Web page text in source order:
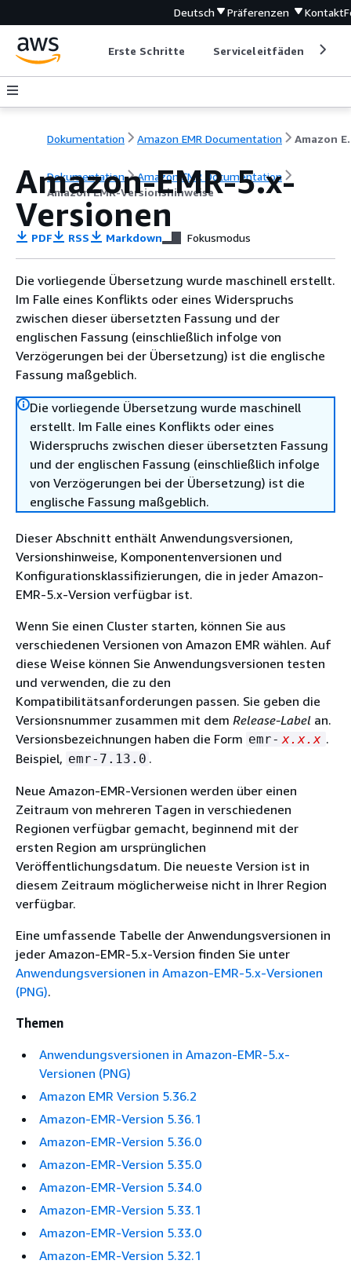
Deutsch Präferenzen Kontakt
Erste Schritte Serviceleitfäden
Dokumentation Amazon EMR Documentation
Dokumentation
Amazon EMR Documentation
Amazon EMR-Versionshinweise
Amazon-EMR-5.x-
Versionen
PDF RSS Markdown Fokusmodus
Die vorliegende Übersetzung wurde maschinell erstellt.
Im Falle eines Konflikts oder eines Widerspruchs
zwischen dieser übersetzten Fassung und der
englischen Fassung (einschließlich infolge von
Verzögerungen bei der Übersetzung) ist die englische
Fassung maßgeblich.
Die vorliegende Übersetzung wurde maschinell
erstellt. Im Falle eines Konflikts oder eines
Widerspruchs zwischen dieser übersetzten Fassung
und der englischen Fassung (einschließlich infolge
von Verzögerungen bei der Übersetzung) ist die
englische Fassung maßgeblich.
Dieser Abschnitt enthält Anwendungsversionen,
Versionshinweise, Komponentenversionen und
Konfigurationsklassifizierungen, die in jeder Amazon-
EMR-5.x-Version verfügbar ist.
Wenn Sie einen Cluster starten, können Sie aus
verschiedenen Versionen von Amazon EMR wählen. Auf
diese Weise können Sie Anwendungsversionen testen
und verwenden, die zu den
Kompatibilitätsanforderungen passen. Sie geben die
Versionsnummer zusammen mit dem Release-Label an.
Versionsbezeichnungen haben die Form emr- x.x.x .
Beispiel, emr-7.13.0 .
Neue Amazon-EMR-Versionen werden über einen
Zeitraum von mehreren Tagen in verschiedenen
Regionen verfügbar gemacht, beginnend mit der
ersten Region am ursprünglichen
Veröffentlichungsdatum. Die neueste Version ist in
diesem Zeitraum möglicherweise nicht in Ihrer Region
verfügbar.
Eine umfassende Tabelle der Anwendungsversionen in
jeder Amazon-EMR-5.x-Version finden Sie unter
Anwendungsversionen in Amazon-EMR-5.x-Versionen
(PNG).
Themen
Anwendungsversionen in Amazon-EMR-5.x-
Versionen (PNG)
Amazon EMR Version 5.36.2
Amazon-EMR-Version 5.36.1
Amazon-EMR-Version 5.36.0
Amazon-EMR-Version 5.35.0
Amazon-EMR-Version 5.34.0
Amazon-EMR-Version 5.33.1
Amazon-EMR-Version 5.33.0
Amazon-EMR-Version 5.32.1